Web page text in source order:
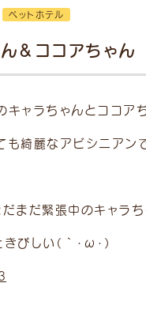
ペットホテル
＆ココアちゃん
キャラちゃんとココアち
も綺麗なアビシニアンで
だまだ緊張中のキャラ
びしい（｀・ω・）